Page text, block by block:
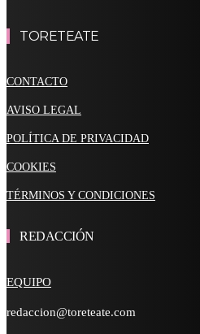
TORETEATE
CONTACTO
AVISO LEGAL
POLÍTICA DE PRIVACIDAD
COOKIES
TÉRMINOS Y CONDICIONES
REDACCIÓN
EQUIPO
redaccion@toreteate.com